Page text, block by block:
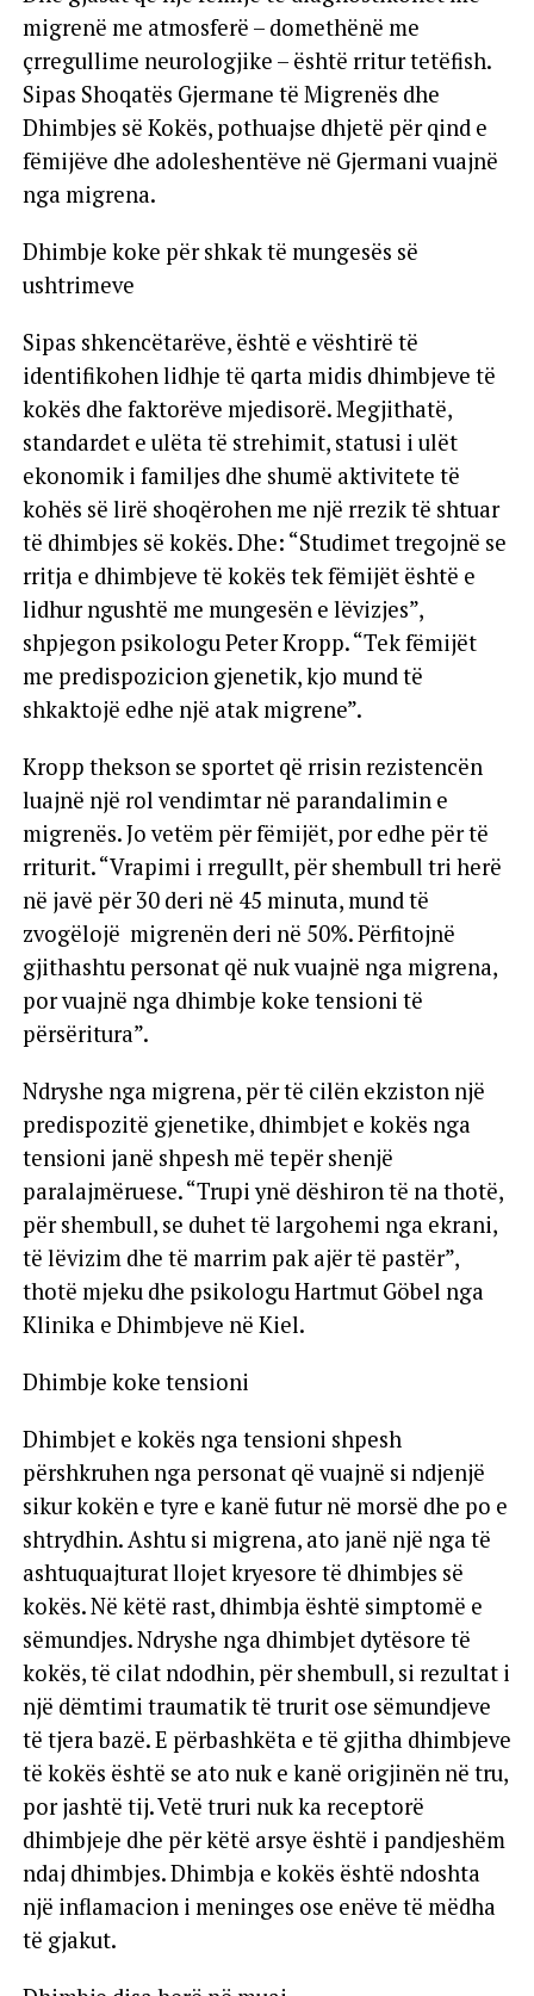
migrenë me atmosferë – domethënë me
çrregullime neurologjike – është rritur tetëfish.
Sipas Shoqatës Gjermane të Migrenës dhe
Dhimbjes së Kokës, pothuajse dhjetë për qind e
fëmijëve dhe adoleshentëve në Gjermani vuajnë
nga migrena.
Dhimbje koke për shkak të mungesës së
ushtrimeve
Sipas shkencëtarëve, është e vështirë të
identifikohen lidhje të qarta midis dhimbjeve të
kokës dhe faktorëve mjedisorë. Megjithatë,
standardet e ulëta të strehimit, statusi i ulët
ekonomik i familjes dhe shumë aktivitete të
kohës së lirë shoqërohen me një rrezik të shtuar
të dhimbjes së kokës. Dhe: “Studimet tregojnë se
rritja e dhimbjeve të kokës tek fëmijët është e
lidhur ngushtë me mungesën e lëvizjes”,
shpjegon psikologu Peter Kropp. “Tek fëmijët
me predispozicion gjenetik, kjo mund të
shkaktojë edhe një atak migrene”.
Kropp thekson se sportet që rrisin rezistencën
luajnë një rol vendimtar në parandalimin e
migrenës. Jo vetëm për fëmijët, por edhe për të
rriturit. “Vrapimi i rregullt, për shembull tri herë
në javë për 30 deri në 45 minuta, mund të
zvogëlojë migrenën deri në 50%. Përfitojnë
gjithashtu personat që nuk vuajnë nga migrena,
por vuajnë nga dhimbje koke tensioni të
përsëritura”.
Ndryshe nga migrena, për të cilën ekziston një
predispozitë gjenetike, dhimbjet e kokës nga
tensioni janë shpesh më tepër shenjë
paralajmëruese. “Trupi ynë dëshiron të na thotë,
për shembull, se duhet të largohemi nga ekrani,
të lëvizim dhe të marrim pak ajër të pastër”,
thotë mjeku dhe psikologu Hartmut Göbel nga
Klinika e Dhimbjeve në Kiel.
Dhimbje koke tensioni
Dhimbjet e kokës nga tensioni shpesh
përshkruhen nga personat që vuajnë si ndjenjë
sikur kokën e tyre e kanë futur në morsë dhe po e
shtrydhin. Ashtu si migrena, ato janë një nga të
ashtuquajturat llojet kryesore të dhimbjes së
kokës. Në këtë rast, dhimbja është simptomë e
sëmundjes. Ndryshe nga dhimbjet dytësore të
kokës, të cilat ndodhin, për shembull, si rezultat i
një dëmtimi traumatik të trurit ose sëmundjeve
të tjera bazë. E përbashkëta e të gjitha dhimbjeve
të kokës është se ato nuk e kanë origjinën në tru,
por jashtë tij. Vetë truri nuk ka receptorë
dhimbjeje dhe për këtë arsye është i pandjeshëm
ndaj dhimbjes. Dhimbja e kokës është ndoshta
një inflamacion i meninges ose enëve të mëdha
të gjakut.